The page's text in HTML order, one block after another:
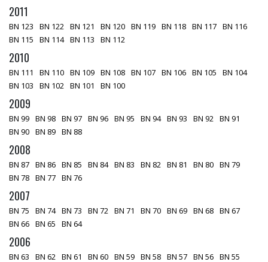
2011
BN 123 BN 122 BN 121 BN 120 BN 119 BN 118 BN 117 BN 116
BN 115
BN 114 BN 113 BN 112
2010
BN 111 BN 110 BN 109 BN 108 BN 107 BN 106 BN 105
BN 104
BN 103
BN 102 BN 101 BN 100
2009
BN 99 BN 98 BN 97 BN 96 BN 95 BN 94 BN 93 BN 92 BN 91
BN 90 BN 89 BN 88
2008
BN 87 BN 86 BN 85 BN 84 BN 83 BN 82 BN 81 BN 80 BN 79
BN 78 BN 77 BN 76
2007
BN 75 BN 74 BN 73 BN 72 BN 71 BN 70 BN 69 BN 68 BN 67
BN 66 BN 65 BN 64
2006
BN 63 BN 62 BN 61 BN 60 BN 59 BN 58 BN 57 BN 56 BN 55